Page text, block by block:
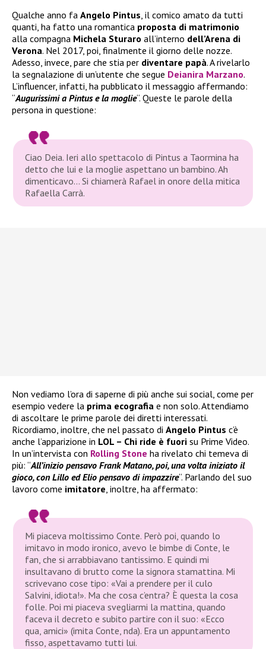
Qualche anno fa Angelo Pintus, il comico amato da tutti
quanti, ha fatto una romantica proposta di matrimonio
alla compagna Michela Sturaro all’interno dell’Arena di
Verona. Nel 2017, poi, finalmente il giorno delle nozze.
Adesso, invece, pare che stia per diventare papà. A rivelarlo
la segnalazione di un’utente che segue Deianira Marzano.
L’influencer, infatti, ha pubblicato il messaggio affermando:
“Augurissimi a Pintus e la moglie“. Queste le parole della
persona in questione:
Ciao Deia. Ieri allo spettacolo di Pintus a Taormina ha
detto che lui e la moglie aspettano un bambino. Ah
dimenticavo… Si chiamerà Rafael in onore della mitica
Rafaella Carrà.
Non vediamo l’ora di saperne di più anche sui social, come per
esempio vedere la prima ecografia e non solo. Attendiamo
di ascoltare le prime parole dei diretti interessati.
Ricordiamo, inoltre, che nel passato di Angelo Pintus c’è
anche l’apparizione in LOL – Chi ride è fuori su Prime Video.
In un’intervista con Rolling Stone ha rivelato chi temeva di
più: “All’inizio pensavo Frank Matano, poi, una volta iniziato il
gioco, con Lillo ed Elio pensavo di impazzire“. Parlando del suo
lavoro come imitatore , inoltre, ha affermato:
Mi piaceva moltissimo Conte. Però poi, quando lo
imitavo in modo ironico, avevo le bimbe di Conte, le
fan, che si arrabbiavano tantissimo. E quindi mi
insultavano di brutto come la signora stamattina. Mi
scrivevano cose tipo: «Vai a prendere per il culo
Salvini, idiota!». Ma che cosa c’entra? È questa la cosa
folle. Poi mi piaceva svegliarmi la mattina, quando
faceva il decreto e subito partire con il suo: «Ecco
qua, amici» (imita Conte, nda). Era un appuntamento
fisso, aspettavamo tutti lui.